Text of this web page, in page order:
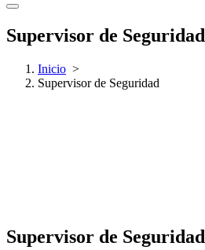
Supervisor de Seguridad
Inicio >
Supervisor de Seguridad
Supervisor de Seguridad